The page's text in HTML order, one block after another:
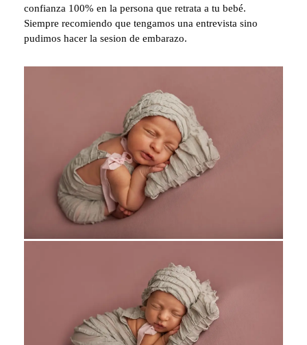
confianza 100% en la persona que retrata a tu bebé.
Siempre recomiendo que tengamos una entrevista sino
pudimos hacer la sesion de embarazo.